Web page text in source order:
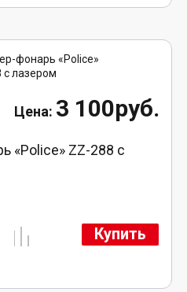
3 100руб.
«Police» ZZ-288 с
Купить